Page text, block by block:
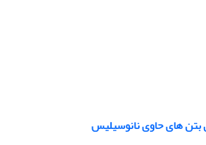
بتن های حاوی نانوسیلیس